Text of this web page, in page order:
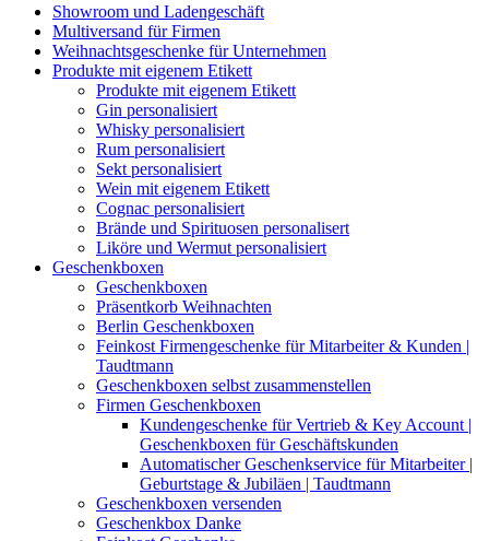
Showroom und Ladengeschäft
Multiversand für Firmen
Weihnachtsgeschenke für Unternehmen
Produkte mit eigenem Etikett
Produkte mit eigenem Etikett
Gin personalisiert
Whisky personalisiert
Rum personalisiert
Sekt personalisiert
Wein mit eigenem Etikett
Cognac personalisiert
Brände und Spirituosen personalisert
Liköre und Wermut personalisiert
Geschenkboxen
Geschenkboxen
Präsentkorb Weihnachten
Berlin Geschenkboxen
Feinkost Firmengeschenke für Mitarbeiter & Kunden |
Taudtmann
Geschenkboxen selbst zusammenstellen
Firmen Geschenkboxen
Kundengeschenke für Vertrieb & Key Account |
Geschenkboxen für Geschäftskunden
Automatischer Geschenkservice für Mitarbeiter |
Geburtstage & Jubiläen | Taudtmann
Geschenkboxen versenden
Geschenkbox Danke